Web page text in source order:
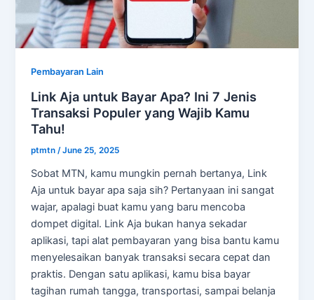
Pembayaran Lain
Link Aja untuk Bayar Apa? Ini 7 Jenis
Transaksi Populer yang Wajib Kamu
Tahu!
ptmtn/June 25, 2025
Sobat MTN, kamu mungkin pernah bertanya, Link
Aja untuk bayar apa saja sih? Pertanyaan ini sangat
wajar, apalagi buat kamu yang baru mencoba
dompet digital. Link Aja bukan hanya sekadar
aplikasi, tapi alat pembayaran yang bisa bantu kamu
menyelesaikan banyak transaksi secara cepat dan
praktis. Dengan satu aplikasi, kamu bisa bayar
tagihan rumah tangga, transportasi, sampai belanja